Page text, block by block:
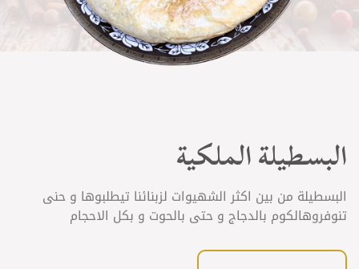
البسطيلة الملكية
البسطيلة من بين اكثر الشهيوات لزبنائنا تيطلبوها و حنى
تنوفروهالكوم بالدجاج و حتى بالحوت و بكل الاحجام